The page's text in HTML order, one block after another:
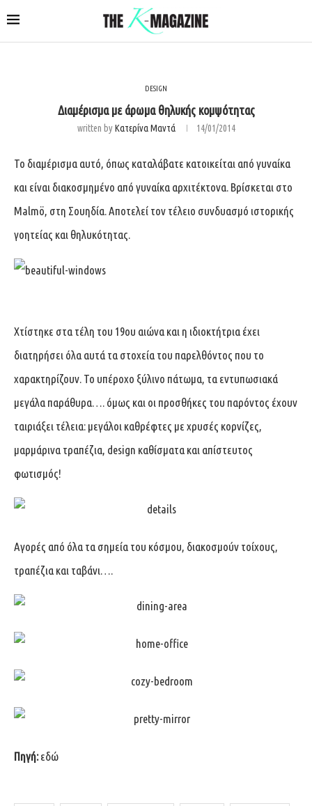
DESIGN
Διαμέρισμα με άρωμα θηλυκής κομψότητας
written byΚατερίνα Μαντά 14/01/2014
Το διαμέρισμα αυτό, όπως καταλάβατε κατοικείται από γυναίκα
και είναι διακοσμημένο από γυναίκα αρχιτέκτονα. Βρίσκεται στο
Malmö, στη Σουηδία. Αποτελεί τον τέλειο συνδυασμό ιστορικής
γοητείας και θηλυκότητας.
Χτίστηκε στα τέλη του 19ου αιώνα και η ιδιοκτήτρια έχει
διατηρήσει όλα αυτά τα στοχεία του παρελθόντος που το
χαρακτηρίζουν. Το υπέροχο ξύλινο πάτωμα, τα εντυπωσιακά
μεγάλα παράθυρα…. όμως και οι προσθήκες του παρόντος έχουν
ταιριάξει τέλεια: μεγάλοι καθρέφτες με χρυσές κορνίζες,
μαρμάρινα τραπέζια, design καθίσματα και απίστευτος
φωτισμός!
Αγορές από όλα τα σημεία του κόσμου, διακοσμούν τοίχους,
τραπέζια και ταβάνι….
Πηγή: εδώ